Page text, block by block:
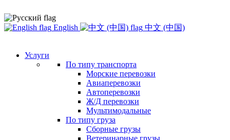
English 中文 (中国)
Услуги
По типу транспорта
Морские перевозки
Авиаперевозки
Автоперевозки
Ж/Д перевозки
Мультимодальные
По типу груза
Сборные грузы
Ветеринарные грузы